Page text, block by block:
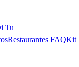
Tu
Restaurantes FAQKit